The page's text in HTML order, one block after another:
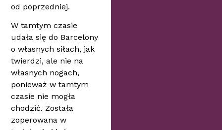
od poprzedniej.
W tamtym czasie
udała się do Barcelony
o własnych siłach, jak
twierdzi, ale nie na
własnych nogach,
ponieważ w tamtym
czasie nie mogła
chodzić. Została
zoperowana w